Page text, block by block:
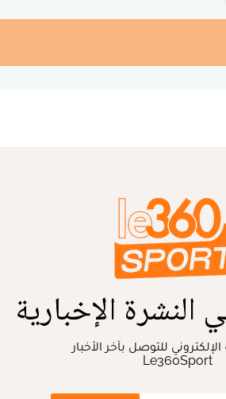
النشرة الإخبارية
للتوصل بآخر الأخبار
Le360Sport